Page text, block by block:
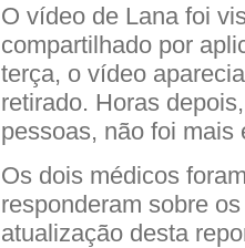
O vídeo de Lana foi
compartilhado por
terça, o vídeo
retirado. Horas
pessoas, não foi mais
Os dois médicos
responderam sobre
atualização desta